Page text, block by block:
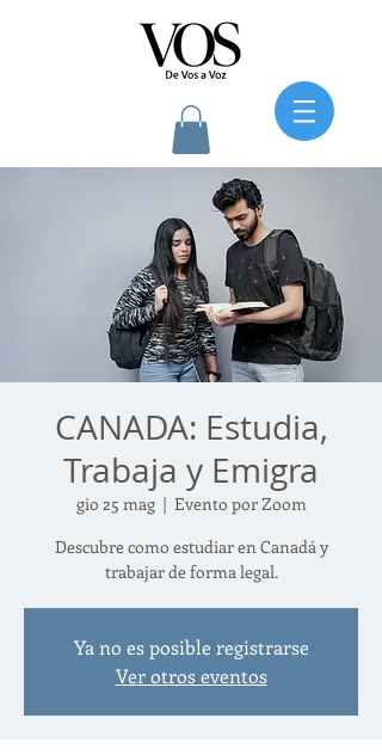
CANADA: Estudia,
Trabaja y Emigra
gio 25 mag
  |
Evento por Zoom
Descubre como estudiar en Canadá y
trabajar de forma legal.
Ya no es posible registrarse
Ver otros eventos